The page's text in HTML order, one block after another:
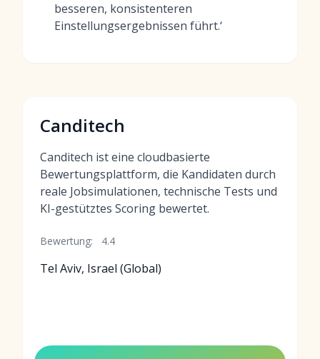
besseren, konsistenteren
Einstellungsergebnissen führt.‘
Canditech
Canditech ist eine cloudbasierte
Bewertungsplattform, die Kandidaten durch
reale Jobsimulationen, technische Tests und
KI-gestütztes Scoring bewertet.
Bewertung: 4.4
Tel Aviv, Israel (Global)